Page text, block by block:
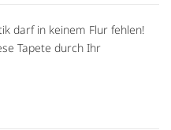
darf in keinem Flur fehlen!
Tapete durch Ihr